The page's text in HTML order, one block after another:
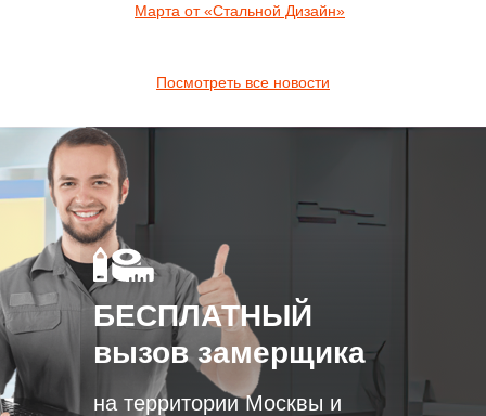
Марта от «Стальной Дизайн»
Посмотреть все новости
БЕСПЛАТНЫЙ
вызов замерщика
на территории Москвы и